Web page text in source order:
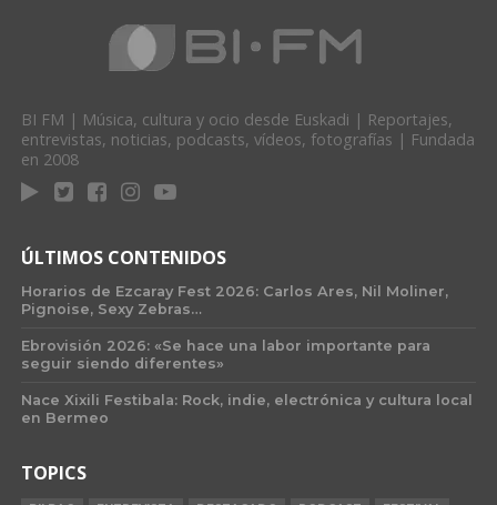
BI FM | Música, cultura y ocio desde Euskadi | Reportajes,
entrevistas, noticias, podcasts, vídeos, fotografías | Fundada
en 2008
ÚLTIMOS CONTENIDOS
Horarios de Ezcaray Fest 2026: Carlos Ares, Nil Moliner,
Pignoise, Sexy Zebras…
Ebrovisión 2026: «Se hace una labor importante para
seguir siendo diferentes»
Nace Xixili Festibala: Rock, indie, electrónica y cultura local
en Bermeo
TOPICS